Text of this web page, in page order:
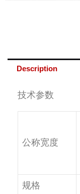
Description
技术参数
公称宽度
规格